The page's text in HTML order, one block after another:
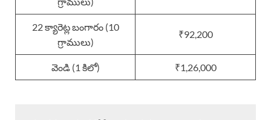
22 క్యారెట్ల బంగారం (10
గ్రాములు)
₹92,200
వెండి (1 కిలో) ₹1,26,000